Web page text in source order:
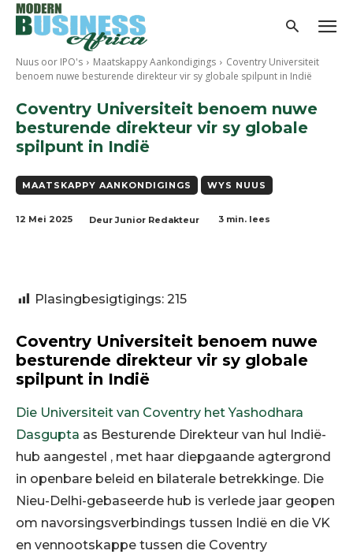
Nuus oor IPO's Maatskappy Aankondigings
Coventry Universiteit
benoem nuwe besturende direkteur vir sy globale spilpunt in Indië
Coventry Universiteit benoem nuwe
besturende direkteur vir sy globale
spilpunt in Indië
MAATSKAPPY AANKONDIGINGS WYS NUUS
12 Mei 2025 Deur Junior Redakteur 3 min. lees
Plasingbesigtigings: 215
Coventry Universiteit benoem nuwe
besturende direkteur vir sy globale
spilpunt in Indië
Die Universiteit van Coventry hetYashodhara
Dasgupta as Besturende Direkteur van hul Indië-
hub aangestel , met haar diepgaande agtergrond
in openbare beleid en bilaterale betrekkinge. Die
Nieu-Delhi-gebaseerde hub is verlede jaar geopen
om navorsingsverbindings tussen Indië en die VK
en vennootskappe tussen die Coventry